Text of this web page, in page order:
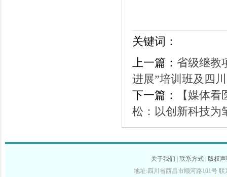
关键词：
上一篇： 省级继教
进展”培训班及四
下一篇：
【媒体
松：以创新科技为
关于我们 联系方式
版权
地址:四川省西昌市顺河路101号 联